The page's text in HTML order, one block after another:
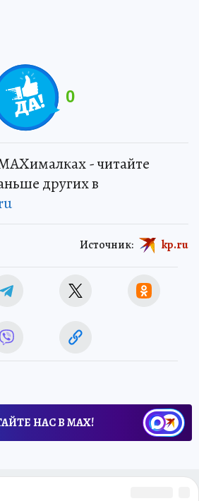
0
- читайте
других в
Источник: kp.ru
НАС В МАХ!